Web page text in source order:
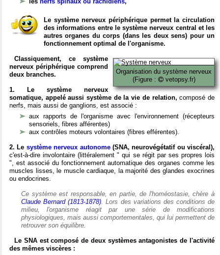
Le système nerveux périphérique permet la circulation
des informations entre le système nerveux central et les
autres organes du corps (dans les deux sens) pour un
fonctionnement optimal de l'organisme.
Organisation du système nerveux
(Figure :
vetopsy.fr)
Classiquement, ce système
nerveux périphérique comprend
deux branches.
1. Le système nerveux
somatique, appelé aussi système de la vie de relation, composé de
nerfs, mais aussi de ganglions, est associé :
aux rapports de l'organisme avec l'environnement (récepteurs
sensoriels, fibres afférentes)
aux contrôles moteurs volontaires (fibres efférentes).
2. Le système nerveux autonome(SNA, neurovégétatif ou viscéral),
c'est-à-dire involontaire (littéralement " qui se régit par ses propres lois
", est associé du fonctionnement automatique des organes comme les
muscles lisses, le muscle cardiaque, la majorité des glandes exocrines
ou endocrines.
Ce système est responsable, en partie, de l'homéostasie, chère à
Claude Bernard (1813-1878). Lors des variations des conditions de
milieu, l'organisme réagit par une série de modifications
physiologiques, mais aussi comportementales, qui lui permettent de
retrouver son équilibre.
Le SNA est composé de deux systèmes antagonistes de l'activité
des mêmes viscères :